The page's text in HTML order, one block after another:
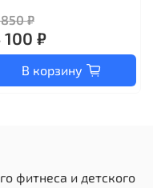
₽
100 ₽
В корзину
фитнеса и детского